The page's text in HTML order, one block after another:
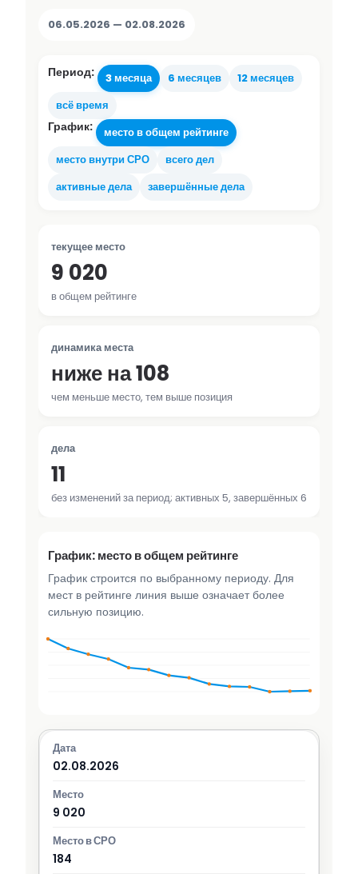
06.05.2026 — 02.08.2026
Период: 3 месяца 6 месяцев
12 месяцев
всё время
График:
место в общем рейтинге
место внутри СРО
всего дел
активные дела
завершённые дела
текущее место
9 020
в общем рейтинге
динамика места
ниже на 108
чем меньше место, тем выше позиция
дела
11
без изменений за период; активных 5, завершённых 6
График: место в общем рейтинге
График строится по выбранному периоду. Для
мест в рейтинге линия выше означает более
сильную позицию.
02.08.2026
9 020
184